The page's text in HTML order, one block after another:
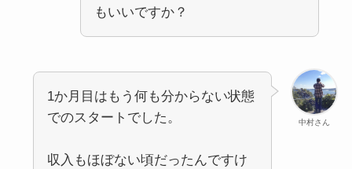
もいいですか？
中村さん
1か月目はもう何も分からない状態
でのスタートでした。
収入もほぼない頃だったんですけ